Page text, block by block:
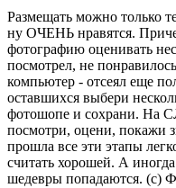
Размещать можно только
ну ОЧЕНЬ нравятся.
фотографию оценивать
посмотрел, не
компьютер - отсеял еще
оставшихся выбери
фотошопе и сохрани.
посмотри, оцени, покажи
прошла все эти этапы
считать хорошей. А
шедевры попадаются. (с)